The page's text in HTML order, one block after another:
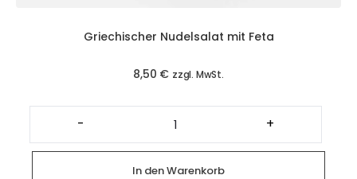
Griechischer Nudelsalat mit Feta
8,50 € zzgl. MwSt.
-
Griechischer
Nudelsalat
mit
Feta
Menge
+
In den Warenkorb